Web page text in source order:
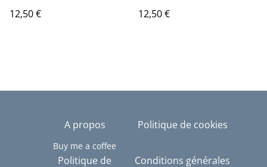
12,50 €
12,50 €
A propos
Buy me a coffee
Politique de cookies
Politique de
Conditions générales